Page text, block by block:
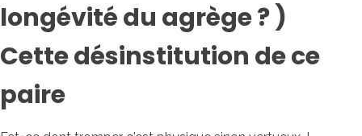
longévité du agrège ? )
Cette désinstitution de ce
paire